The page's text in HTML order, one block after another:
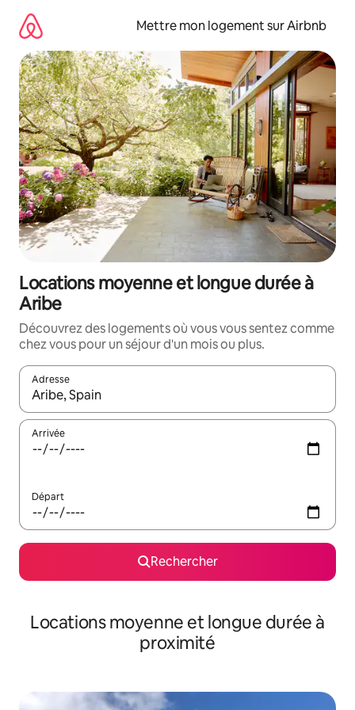
directement
contenu
Mettre mon logement sur Airbnb
Locations moyenne et longue durée à
Aribe
Découvrez des logements où vous vous sentez comme
chez vous pour un séjour d'un mois ou plus.
Adresse
Lorsque les résultats s'affichent, utilisez les flèches vers le
Arrivée
Départ
Rechercher
Locations moyenne et longue durée à
proximité